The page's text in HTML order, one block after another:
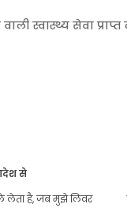
स्वास्थ्य सेवा
से
लगभग दो साल पहले